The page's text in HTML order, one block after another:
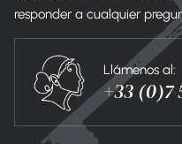
responder a cualquier
Llámenos al:
+33 (0)7